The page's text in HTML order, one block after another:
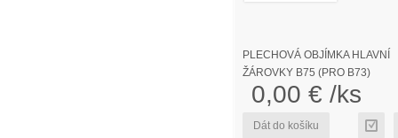
PLECHOVÁ OBJÍMKA HLAVNÍ
ŽÁROVKY B75 (PRO B73)
0,00 € /ks
Dát do košíku